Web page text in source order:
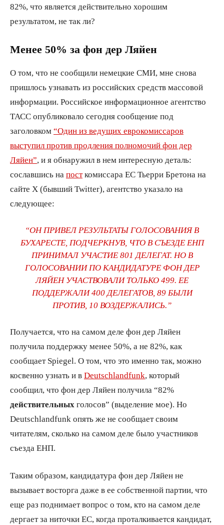
82%, что является действительно хорошим
результатом, не так ли?
Менее 50% за фон дер Ляйен
О том, что не сообщили немецкие СМИ, мне снова
пришлось узнавать из российских средств массовой
информации. Российское информационное агентство
ТАСС опубликовало сегодня сообщение под
заголовком “Один из ведущих еврокомиссаров
выступил против продления полномочий фон дер
Ляйен” , и я обнаружил в нем интересную деталь:
сославшись на посткомиссара ЕС Тьерри Бретона на
сайте X (бывший Twitter), агентство указало на
следующее:
“ОН ПРИВЕЛ РЕЗУЛЬТАТЫ ГОЛОСОВАНИЯ В
БУХАРЕСТЕ, ПОДЧЕРКНУВ, ЧТО В СЪЕЗДЕ ЕНП
ПРИНИМАЛ УЧАСТИЕ 801 ДЕЛЕГАТ. НО В
ГОЛОСОВАНИИ ПО КАНДИДАТУРЕ ФОН ДЕР
ЛЯЙЕН УЧАСТВОВАЛИ ТОЛЬКО 499. ЕЕ
ПОДДЕРЖАЛИ 400 ДЕЛЕГАТОВ, 89 БЫЛИ
ПРОТИВ, 10 ВОЗДЕРЖАЛИСЬ.”
Получается, что на самом деле фон дер Ляйен
получила поддержку менее 50%, а не 82%, как
сообщает Spiegel. О том, что это именно так, можно
косвенно узнать и в Deutschlandfunk , который
сообщил, что фон дер Ляйен получила “82%
действительных голосов” (выделение мое). Но
Deutschlandfunk опять же не сообщает своим
читателям, сколько на самом деле было участников
съезда ЕНП.
Таким образом, кандидатура фон дер Ляйен не
вызывает восторга даже в ее собственной партии, что
еще раз поднимает вопрос о том, кто на самом деле
дергает за ниточки ЕС, когда проталкивается кандидат,